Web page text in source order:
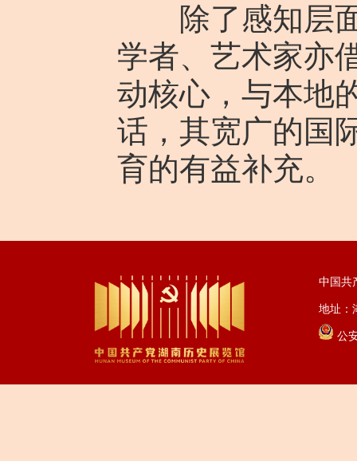
除了感知层面
学者、艺术家亦
动核心，与本地
话，其宽广的国
育的有益补充。
中国共
地址：
公